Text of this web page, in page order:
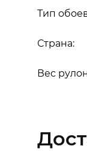
Вес
Страна:
Тип